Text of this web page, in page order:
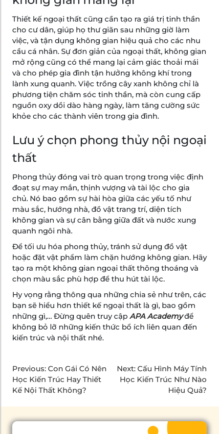
Thiết kế ngoại thất cũng cần tạo ra giá trị tinh thần
cho cư dân, giúp họ thư giãn sau những giờ làm
việc, và tận dụng không gian hiệu quả cho các nhu
cầu cá nhân. Sự đơn giản của ngoại thất, không gian
mở rộng cũng có thể mang lại cảm giác thoải mái
và cho phép gia đình tận hưởng không khí trong
lành xung quanh. Việc trồng cây xanh không chỉ là
phương tiện chăm sóc tinh thần, mà còn cung cấp
nguồn oxy dồi dào hàng ngày, làm tăng cường sức
khỏe cho các thành viên trong gia đình.
Lưu ý chọn phong thủy nội ngoại
thất
Phong thủy đóng vai trò quan trọng trong việc định
đoạt sự may mắn, thịnh vượng và tài lộc cho gia
chủ. Nó bao gồm sự hài hòa giữa các yếu tố như
màu sắc, hướng nhà, đồ vật trang trí, diện tích
không gian và sự cân bằng giữa đất và nước xung
quanh ngôi nhà.
Để tối ưu hóa phong thủy, tránh sử dụng đồ vật
hoặc đặt vật phẩm làm chặn hướng không gian. Hãy
tạo ra một không gian ngoại thất thông thoáng và
chọn màu sắc phù hợp để thu hút tài lộc.
Hy vọng rằng thông qua những chia sẻ như trên, các
bạn sẽ hiểu hơn thiết kế ngoại thất là gì, bao gồm
những gì,… Đừng quên truy cập APA Academyđể
không bỏ lỡ những kiến thức bổ ích liên quan đến
kiến trúc và nội thất nhé.
Previous: Con Gái Có Nên
Học Kiến Trúc Hay Thiết
Kế Nội Thất Không?
Next: Cấu Hình Máy Tính
Học Kiến Trúc Như Nào
Hiệu Quả?